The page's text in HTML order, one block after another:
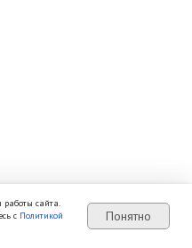
Подбор тура Позвонить
сайта.
с Политикой
Понятно